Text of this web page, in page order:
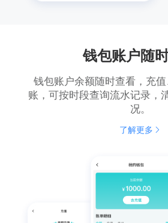
钱包账户随
钱包账户余额随时查看，充
账，可按时段查询流水记录，
况。
了解更多